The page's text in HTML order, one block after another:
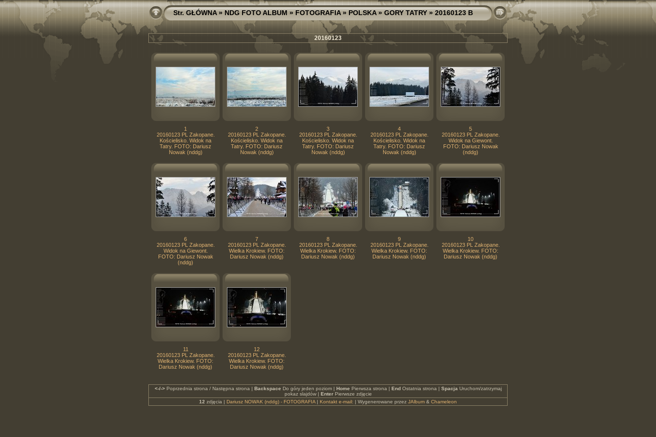
Str. GŁÓWNA»NDG FOTO ALBUM»FOTOGRAFIA»POLSKA»GORY TATRY» 20160123 B
20160123
1
20160123 PL Zakopane.
Kościelisko. Widok na
Tatry. FOTO: Dariusz
Nowak (nddg)
2
20160123 PL Zakopane.
Kościelisko. Widok na
Tatry. FOTO: Dariusz
Nowak (nddg)
3
20160123 PL Zakopane.
Kościelisko. Widok na
Tatry. FOTO: Dariusz
Nowak (nddg)
4
20160123 PL Zakopane.
Kościelisko. Widok na
Tatry. FOTO: Dariusz
Nowak (nddg)
5
20160123 PL Zakopane.
Widok na Giewont.
FOTO: Dariusz Nowak
(nddg)
6
20160123 PL Zakopane.
Widok na Giewont.
FOTO: Dariusz Nowak
(nddg)
7
20160123 PL Zakopane.
Wielka Krokiew. FOTO:
Dariusz Nowak (nddg)
8
20160123 PL Zakopane.
Wielka Krokiew. FOTO:
Dariusz Nowak (nddg)
9
20160123 PL Zakopane.
Wielka Krokiew. FOTO:
Dariusz Nowak (nddg)
10
20160123 PL Zakopane.
Wielka Krokiew. FOTO:
Dariusz Nowak (nddg)
11
20160123 PL Zakopane.
Wielka Krokiew. FOTO:
Dariusz Nowak (nddg)
12
20160123 PL Zakopane.
Wielka Krokiew. FOTO:
Dariusz Nowak (nddg)
<-/->Poprzednia strona / Następna strona | Backspace Do góry jeden poziom | Home Pierwsza strona | EndOstatnia strona | Spacja Uruchom/zatrzymaj
pokaz slajdów | EnterPierwsze zdjęcie
12 zdjęcia | Dariusz NOWAK (nddg) - FOTOGRAFIA | Kontakt e-mail: | Wygenerowane przez JAlbum & Chameleon